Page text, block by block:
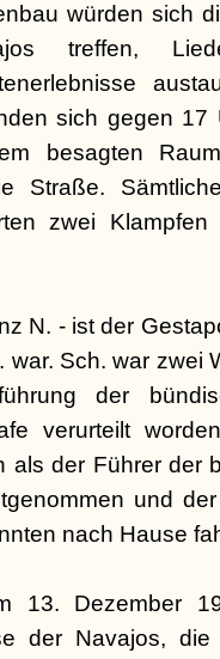
würden sich
treffen,
sich gegen 17
besagten
Straße.
zwei
N. - ist der
Sch. war zwei
der
verurteilt
als der Führer der
und
nach Hause
13. Dezember
der Navajos,